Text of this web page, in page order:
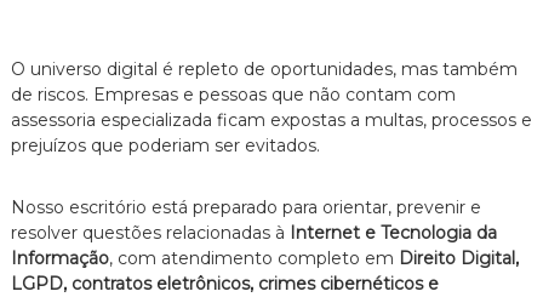
O universo digital é repleto de oportunidades, mas também
de riscos. Empresas e pessoas que não contam com
assessoria especializada ficam expostas a multas, processos e
prejuízos que poderiam ser evitados.
Nosso escritório está preparado para orientar, prevenir e
resolver questões relacionadas à Internet e Tecnologia da
Informação, com atendimento completo em Direito Digital,
LGPD, contratos eletrônicos, crimes cibernéticos e